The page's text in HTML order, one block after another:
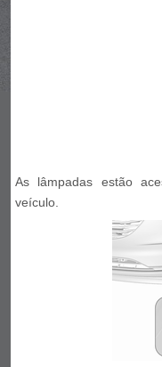
As lâmpadas estão
veículo.